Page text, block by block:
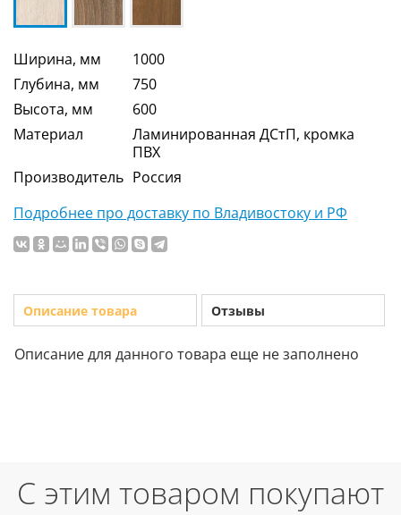
Ширина, мм
1000
Глубина, мм
750
Высота, мм
600
Материал
Ламинированная ДСтП, кромка
ПВХ
Производитель Россия
Подробнее про доставку по Владивостоку и РФ
Описание товара Отзывы
Описание для данного товара еще не заполнено
С этим товаром покупают